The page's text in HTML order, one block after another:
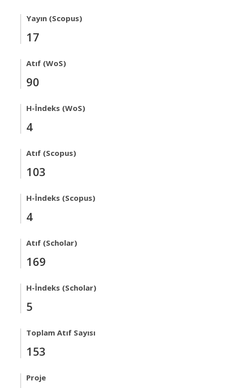
Yayın (Scopus)
17
Atıf (WoS)
90
H-İndeks (WoS)
4
Atıf (Scopus)
103
H-İndeks (Scopus)
4
Atıf (Scholar)
169
H-İndeks (Scholar)
5
Toplam Atıf Sayısı
153
Proje